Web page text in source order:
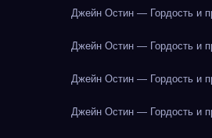
Джейн Остин — Гордость и
Джейн Остин — Гордость и
Джейн Остин — Гордость и
Джейн Остин — Гордость и